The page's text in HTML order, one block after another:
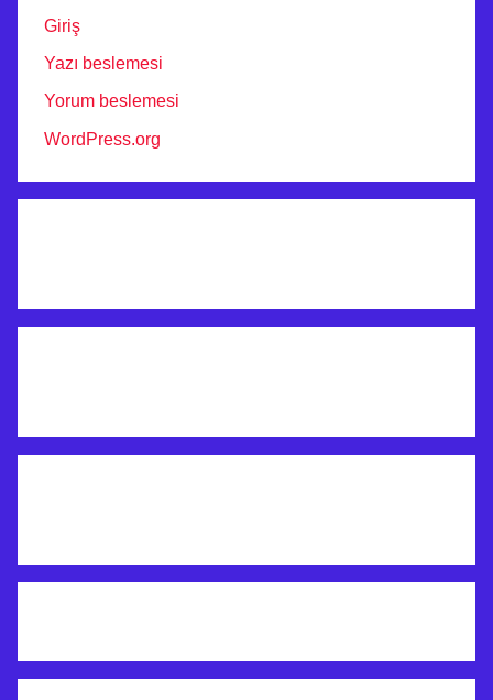
Giriş
Yazı beslemesi
Yorum beslemesi
WordPress.org